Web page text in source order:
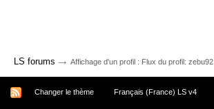
LS forums → Affichage d'un profil : Flux du profil: zebu92
Changer le thème Français (France) LS v4